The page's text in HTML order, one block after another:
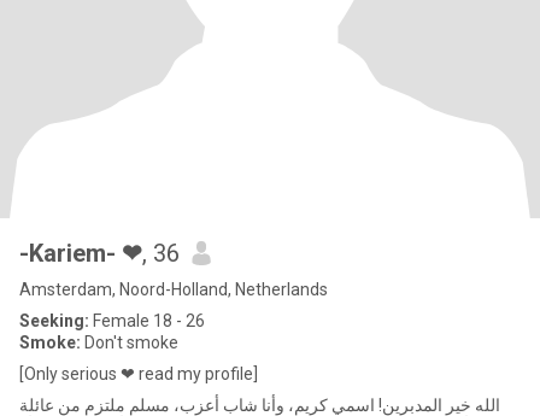
-Kariem- ❤, 36
Amsterdam, Noord-Holland, Netherlands
Seeking: Female 18 - 26
Smoke: Don't smoke
[Only serious ❤ read my profile]
الله خير المدبرين! اسمي كريم، وأنا شاب أعزب، مسلم ملتزم من عائلة